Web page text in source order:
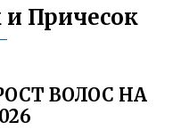
Причесок
ВОЛОС НА